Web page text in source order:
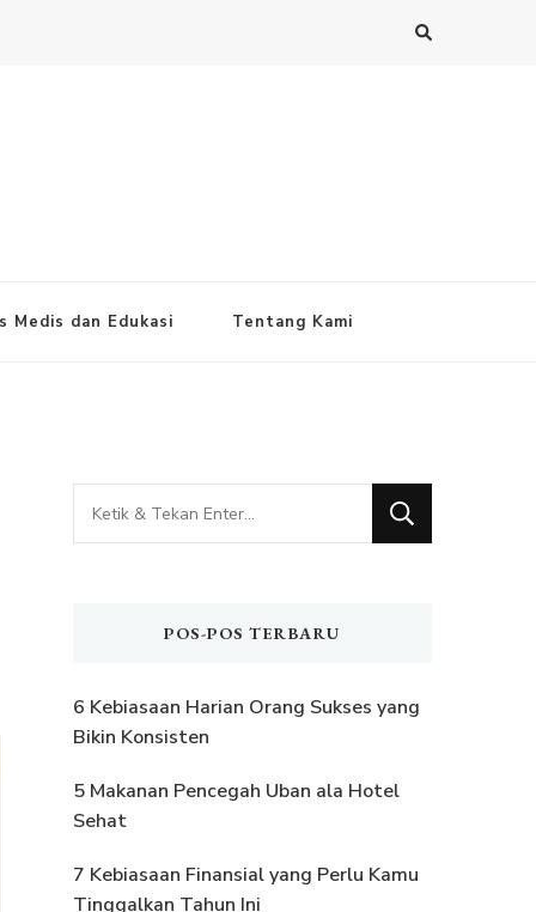
Medis dan Edukasi Tentang Kami
Mencari
Sesuatu?
POS-POS TERBARU
6 Kebiasaan Harian Orang Sukses yang
Bikin Konsisten
5 Makanan Pencegah Uban ala Hotel
Sehat
7 Kebiasaan Finansial yang Perlu Kamu
Tinggalkan Tahun Ini